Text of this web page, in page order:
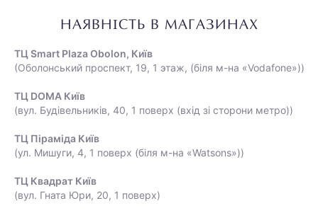
НАЯВНІСТЬ В МАГАЗИНАХ
ТЦ Smart Plaza Obolon, Київ
(Оболонський проспект, 19, 1 этаж, (біля м-на «Vodafone»))
ТЦ DOMA Київ
(вул. Будівельників, 40, 1 поверх (вхід зі сторони метро))
ТЦ Піраміда Київ
(ул. Мишуги, 4, 1 поверх (біля м-на «Watsons»))
ТЦ Квадрат Київ
(вул. Гната Юри, 20, 1 поверх)